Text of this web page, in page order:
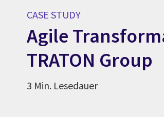
CASE STUDY
Agile
TRATON Group
3 Min. Lesedauer